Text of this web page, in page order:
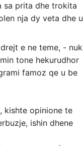
sa prita dhe trokita
nja dy veta dhe u
e ne teme, - nuk
tone hekurudhor
famoz qe u be
kishte opinione te
ishin dhene